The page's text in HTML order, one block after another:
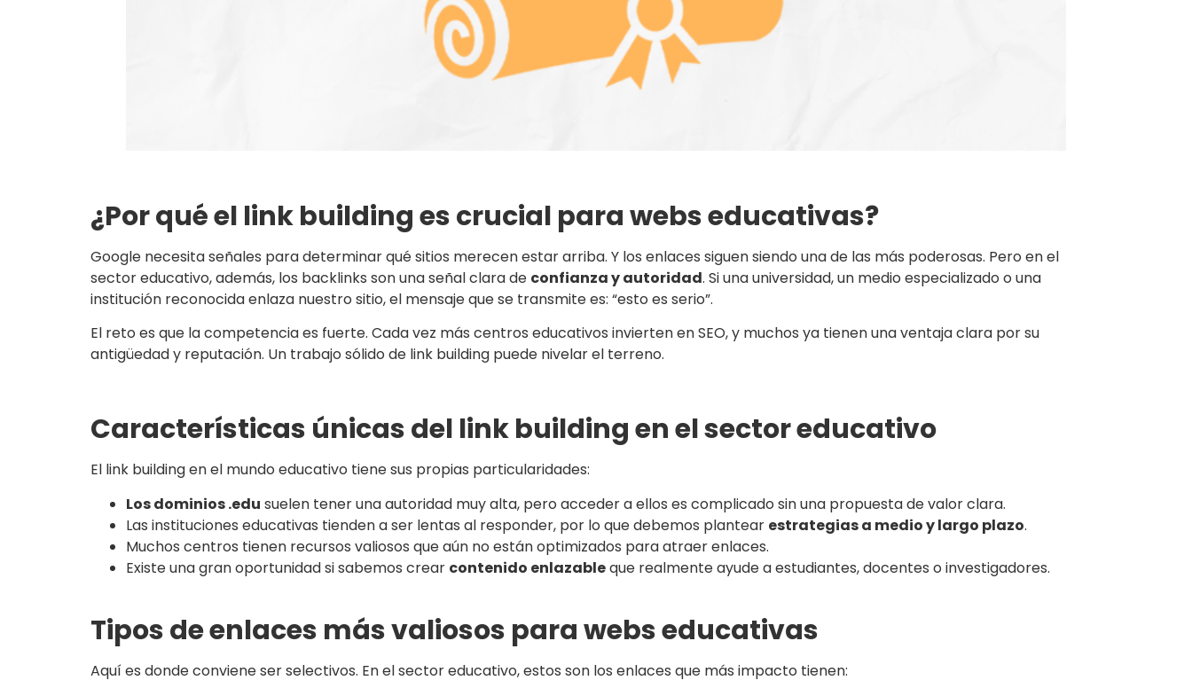
¿Por qué el link building es crucial para webs educativas?
Google necesita señales para determinar qué sitios merecen estar arriba. Y los enlaces siguen siendo una de las más poderosas. Pero en el
sector educativo, además, los backlinks son una señal clara de confianza y autoridad. Si una universidad, un medio especializado o una
institución reconocida enlaza nuestro sitio, el mensaje que se transmite es: “esto es serio”.
El reto es que la competencia es fuerte. Cada vez más centros educativos invierten en SEO, y muchos ya tienen una ventaja clara por su
antigüedad y reputación. Un trabajo sólido de link building puede nivelar el terreno.
Características únicas del link building en el sector educativo
El link building en el mundo educativo tiene sus propias particularidades:
Los dominios .edu suelen tener una autoridad muy alta, pero acceder a ellos es complicado sin una propuesta de valor clara.
Las instituciones educativas tienden a ser lentas al responder, por lo que debemos plantear estrategias a medio y largo plazo.
Muchos centros tienen recursos valiosos que aún no están optimizados para atraer enlaces.
Existe una gran oportunidad si sabemos crear contenido enlazableque realmente ayude a estudiantes, docentes o investigadores.
Tipos de enlaces más valiosos para webs educativas
Aquí es donde conviene ser selectivos. En el sector educativo, estos son los enlaces que más impacto tienen: